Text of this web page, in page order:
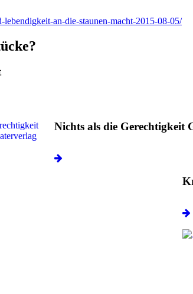
an-die-staunen-macht-2015-08-05/
Nichts als die Gerechtigkeit